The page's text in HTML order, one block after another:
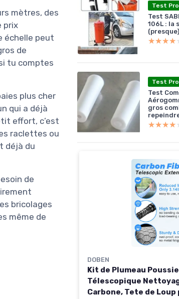
mètres, des
prix
échelle peut
de
tu comptes
plus cher
qui a déjà
effort, c’est
raclettes ou
déjà du
de
bricolages
même de
Test
Test
106L : la
Test
Test
gros
DOBEN
Kit de Plumeau
Télescopique
Carbone, Tete de